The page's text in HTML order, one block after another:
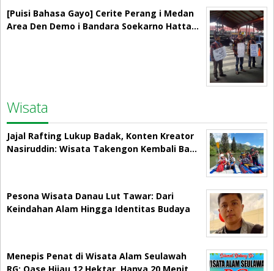
[Puisi Bahasa Gayo] Cerite Perang i Medan
Area Den Demo i Bandara Soekarno Hatta…
Wisata
Jajal Rafting Lukup Badak, Konten Kreator
Nasiruddin: Wisata Takengon Kembali Ba…
Pesona Wisata Danau Lut Tawar: Dari
Keindahan Alam Hingga Identitas Budaya
Menepis Penat di Wisata Alam Seulawah
RG: Oase Hijau 12 Hektar, Hanya 20 Menit